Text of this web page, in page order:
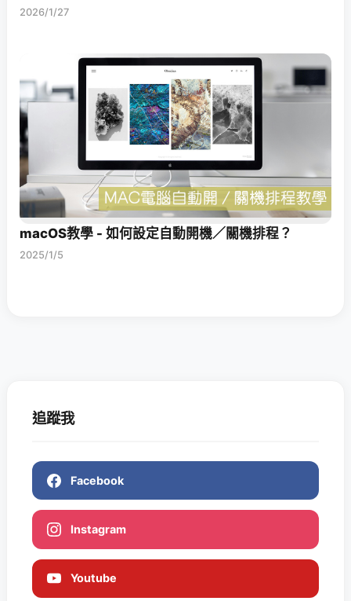
2026/1/27
macOS教學 - 如何設定自動開機／關機排程？
2025/1/5
追蹤我
Facebook
Instagram
Youtube